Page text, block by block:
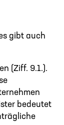
gibt auch
(Ziff. 9.1.).
bedeutet